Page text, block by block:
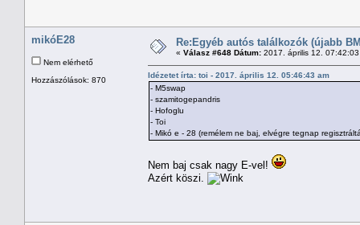
mikóE28
Nem elérhető
Hozzászólások: 870
Re:Egyéb autós találkozók (újabb
« Válasz #648 Dátum: 2017. április 12.
Idézetet írta: toi - 2017. április 12. 05:46:43 am
- M5swap
- szamitogepandris
- Hofoglu
- Toi
- Mikó e - 28 (remélem ne baj, elvégre tegnap
Nem baj csak nagy E-vel!
Azért köszi.